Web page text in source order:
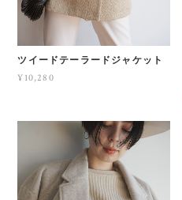
ツイードテーラードジャケット
¥10,280